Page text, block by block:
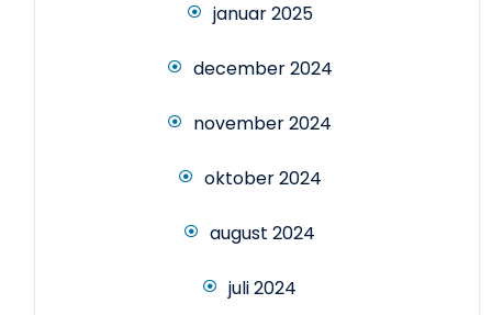
januar 2025
december 2024
november 2024
oktober 2024
august 2024
juli 2024